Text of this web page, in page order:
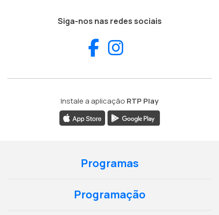
Siga-nos nas redes sociais
Facebook
Instale a aplicação RTP Play
Programas
Programação